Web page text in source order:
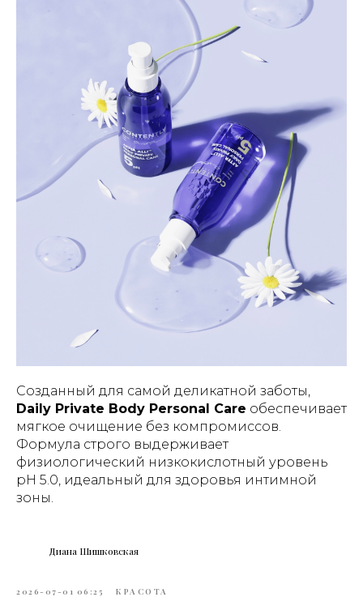
Созданный для самой деликатной заботы,
Daily Private Body Personal Care обеспечивает
мягкое очищение без компромиссов.
Формула строго выдерживает
физиологический низкокислотный уровень
pH 5.0, идеальный для здоровья интимной
зоны.
Диана Шишковская
2026-07-01 06:25 КРАСОТА